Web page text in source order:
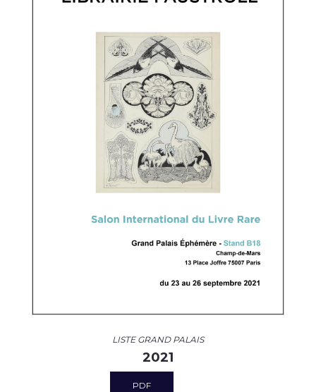
LISTE GRAND PALAIS
2021
PDF